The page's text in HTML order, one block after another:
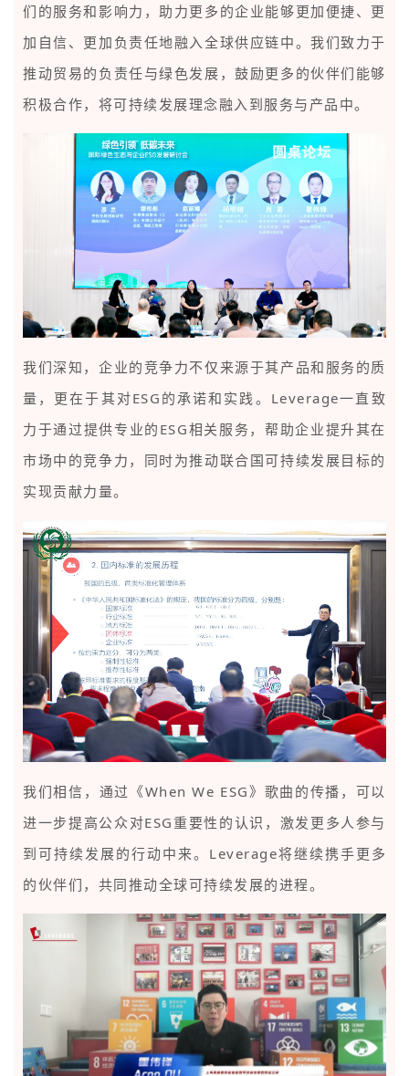
们的服务和影响力，助力更多的企业能够更加便捷、更
加自信、更加负责任地融入全球供应链中。我们致力于
推动贸易的负责任与绿色发展，鼓励更多的伙伴们能够
积极合作，将可持续发展理念融入到服务与产品中。
我们深知，企业的竞争力不仅来源于其产品和服务的质
量，更在于其对ESG的承诺和实践。Leverage一直致
力于通过提供专业的ESG相关服务，帮助企业提升其在
市场中的竞争力，同时为推动联合国可持续发展目标的
实现贡献力量。
我们相信，通过《When We ESG》歌曲的传播，可以
进一步提高公众对ESG重要性的认识，激发更多人参与
到可持续发展的行动中来。Leverage将继续携手更多
的伙伴们，共同推动全球可持续发展的进程。